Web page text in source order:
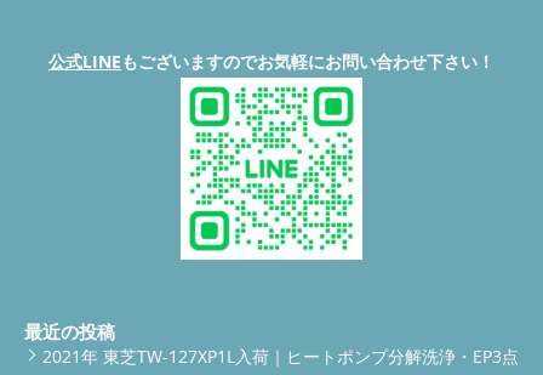
公式LINEもございますのでお気軽にお問い合わせ下さい！
最近の投稿
2021年 東芝TW-127XP1L入荷｜ヒートポンプ分解洗浄・EP3点